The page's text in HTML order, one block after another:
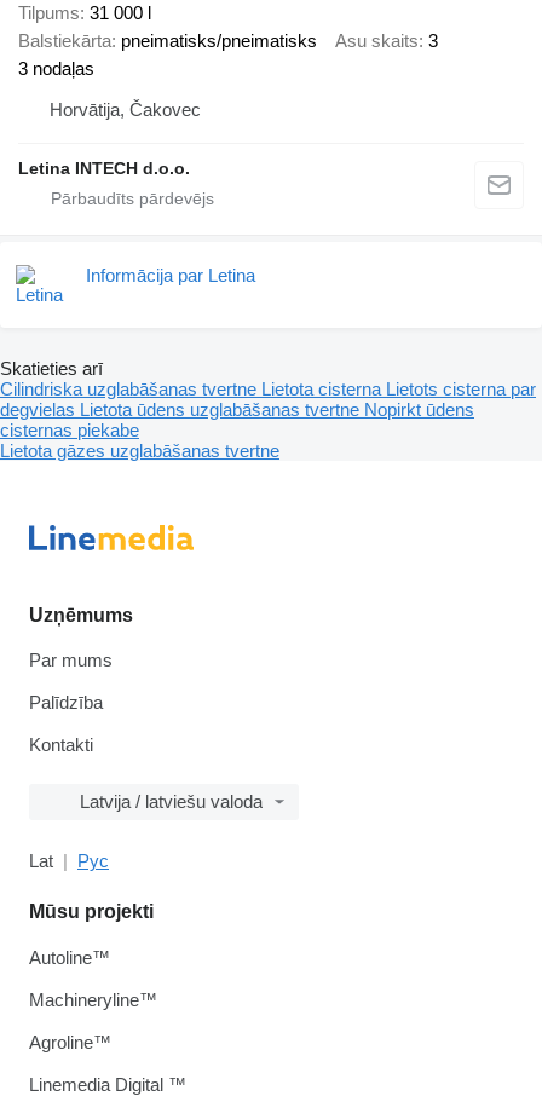
Tilpums 31 000 l
Balstiekārta pneimatisks/pneimatisks Asu skaits 3
3 nodaļas
Horvātija, Čakovec
Letina INTECH d.o.o.
Informācija par Letina
Skatieties arī
Cilindriska uzglabāšanas tvertne Lietota cisterna Lietots cisterna par
degvielas Lietota ūdens uzglabāšanas tvertne Nopirkt ūdens
cisternas piekabe
Lietota gāzes uzglabāšanas tvertne
Uzņēmums
Par mums
Palīdzība
Kontakti
Latvija / latviešu valoda
Lat Рус
Mūsu projekti
Autoline™
Machineryline™
Agroline™
Linemedia Digital ™